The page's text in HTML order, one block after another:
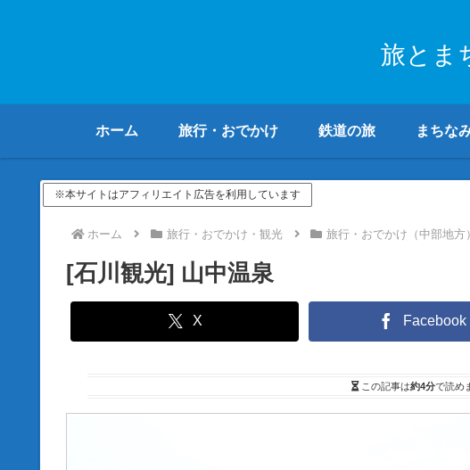
旅とま
ホーム 旅行・おでかけ 鉄道の旅 まちな
※本サイトはアフィリエイト広告を利用しています
ホーム 旅行・おでかけ・観光 旅行・おでかけ（中部地方）
[石川観光] 山中温泉
X Facebook
この記事は約4分で読め